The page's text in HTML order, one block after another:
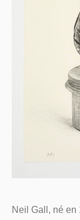
Neil Gall, né en